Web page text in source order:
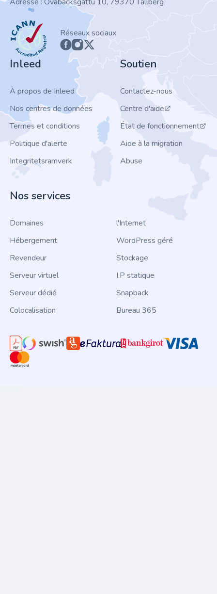
ICANN
Réseaux sociaux
Inleed
À propos de Inleed
Nos centres de données
Termes et conditions
Politique d'alerte
Integritetsramverk
Soutien
Contactez-nous
Centre d'aide
État de fonctionnement
Aide à la migration
Abuse
Nos services
Domaines
Hébergement
Revendeur
Serveur virtuel
Serveur dédié
Colocalisation
l'Internet
WordPress géré
Stockage
I.P statique
Snapback
Bureau 365